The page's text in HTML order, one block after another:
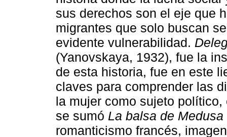
sus derechos son el eje que
migrantes que solo buscan
evidente vulnerabilidad.
(Yanovskaya, 1932), fue la
de esta historia, fue en este
claves para comprender las
la mujer como sujeto
se sumó La balsa de Medusa
romanticismo francés,